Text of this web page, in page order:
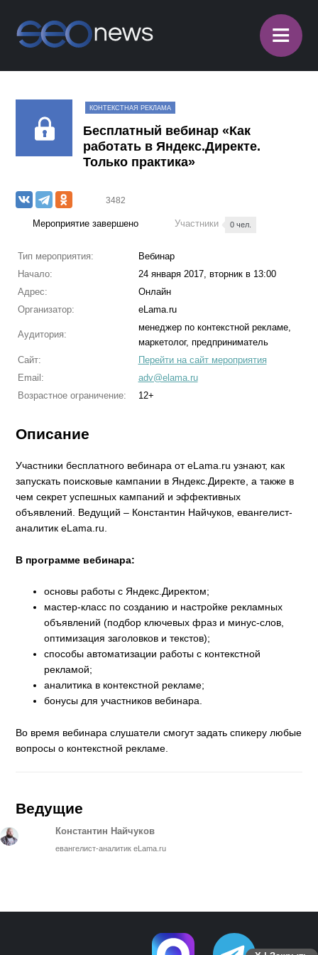
≡
КОНТЕКСТНАЯ РЕКЛАМА
Бесплатный вебинар «Как
работать в Яндекс.Директе.
Только практика»
3482
Мероприятие завершено Участники 0 чел.
Тип мероприятия:
Вебинар
Начало:
24 января 2017, вторник в 13:00
Адрес:
Онлайн
Организатор:
eLama.ru
Аудитория:
менеджер по контекстной рекламе,
маркетолог, предприниматель
Сайт:
Перейти на сайт мероприятия
Email:
adv@elama.ru
Возрастное ограничение:
12+
Описание
Участники бесплатного вебинара от eLama.ru узнают, как
запускать поисковые кампании в Яндекс.Директе, а также в
чем секрет успешных кампаний и эффективных
объявлений. Ведущий – Константин Найчуков, евангелист-
аналитик eLama.ru.
В программе вебинара:
основы работы с Яндекс.Директом;
мастер-класс по созданию и настройке рекламных
объявлений (подбор ключевых фраз и минус-слов,
оптимизация заголовков и текстов);
способы автоматизации работы с контекстной
рекламой;
аналитика в контекстной рекламе;
бонусы для участников вебинара.
Во время вебинара слушатели смогут задать спикеру любые
вопросы о контекстной рекламе.
Ведущие
Константин Найчуков
евангелист-аналитик eLama.ru